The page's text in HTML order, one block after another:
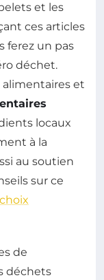
et les
ces articles
ferez un pas
déchet.
alimentaires et
locaux
à la
au soutien
sur ce
de
déchets